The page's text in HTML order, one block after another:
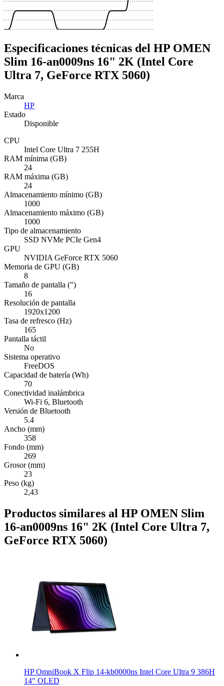
Especificaciones técnicas del HP OMEN
Slim 16-an0009ns 16" 2K (Intel Core
Ultra 7, GeForce RTX 5060)
Marca
HP
Estado
Disponible
CPU
Intel Core Ultra 7 255H
RAM mínima (GB)
24
RAM máxima (GB)
24
Almacenamiento mínimo (GB)
1000
Almacenamiento máximo (GB)
1000
Tipo de almacenamiento
SSD NVMe PCIe Gen4
GPU
NVIDIA GeForce RTX 5060
Memoria de GPU (GB)
8
Tamaño de pantalla (")
16
Resolución de pantalla
1920x1200
Tasa de refresco (Hz)
165
Pantalla táctil
No
Sistema operativo
FreeDOS
Capacidad de batería (Wh)
70
Conectividad inalámbrica
Wi-Fi 6, Bluetooth
Versión de Bluetooth
5.4
Ancho (mm)
358
Fondo (mm)
269
Grosor (mm)
23
Peso (kg)
2,43
Productos similares al HP OMEN Slim
16-an0009ns 16" 2K (Intel Core Ultra 7,
GeForce RTX 5060)
HP OmniBook X Flip 14-kb0000ns Intel Core Ultra 9 386H
14" OLED